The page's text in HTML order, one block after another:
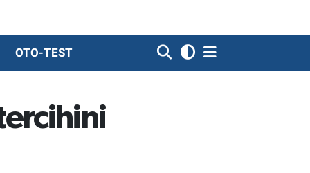
OTO-TEST